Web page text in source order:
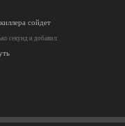
сойдет
секунд и добавил: